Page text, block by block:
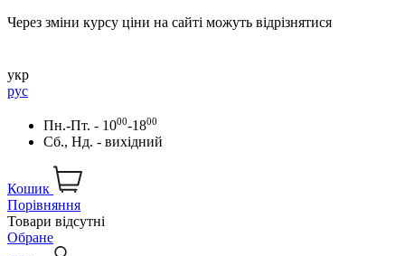
Через зміни курсу ціни на сайті можуть відрізнятися
укр
рус
Пн.-Пт. - 1000-1800
Сб., Нд. - вихідний
Кошик
Порівняння
Товари відсутні
Обране